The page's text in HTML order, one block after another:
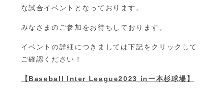
な試合イベントとなっております。
みなさまのご参加をお待ちしております。
イベントの詳細につきましては下記をクリックして
ご確認ください！
【Baseball Inter League2023 in一本杉球場】